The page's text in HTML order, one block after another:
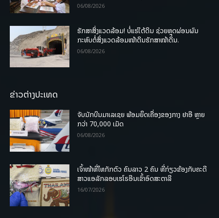
06/08/2026
ຮັກສາສິ່ງແວດລ້ອມ! ບໍ່ແຮ່ໃຕ້ດິນ ຊ່ວຍຫຼຸດຜ່ອນຜົນ
ກະທົບຕໍ່ສິ່ງແວດລ້ອມໜ້າດິນຮັກສາໜ້າດິນ.
06/08/2026
ຂ່າວຕ່າງປະເທດ
ຈັບນັກບິນມາເລເຊຍ ພ້ອມຍຶດເຄື່ອງຂອງກາງ ຢາອີ ຫຼາຍ
ກວ່າ 70,000 ເມັດ
06/08/2026
ເຈົ້າໜ້າທີ່ໄທກັກຕົວ ຄົນລາວ 2 ຄົນ ທີ່ກ່ຽວຂ້ອງກັບຄະດີ
ສາວແອລັກລອບເຮໂຣອີນເຂົ້າອົດສະຕາລີ
16/07/2026